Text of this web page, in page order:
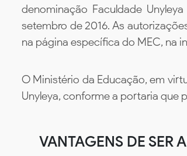
denominação Faculdade
setembro de 2016. As
na página específica do MEC, na
O Ministério da Educação, em
Unyleya, conforme a portaria que
VANTAGENS DE SER